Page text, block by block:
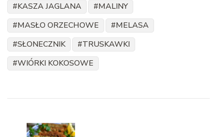
KASZA JAGLANA
MALINY
MASŁO ORZECHOWE
MELASA
SŁONECZNIK
TRUSKAWKI
WIÓRKI KOKOSOWE
wpisu